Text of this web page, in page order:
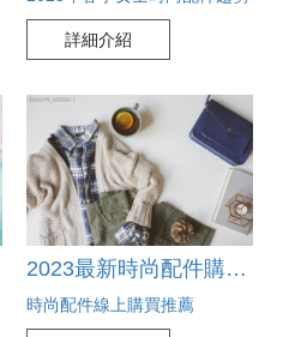
詳細介紹
2023最新時尚配件購買指南！線上選購秘訣大公開
時尚配件線上購買推薦